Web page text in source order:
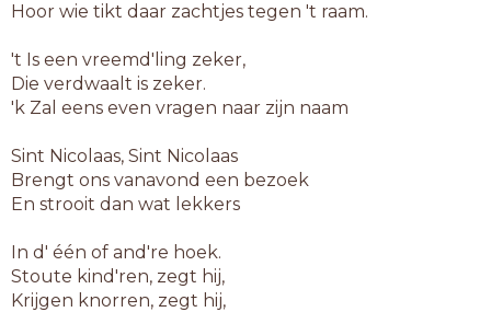
Hoor wie tikt daar zachtjes tegen 't raam.
't Is een vreemd'ling zeker,
Die verdwaalt is zeker.
'k Zal eens even vragen naar zijn naam
Sint Nicolaas, Sint Nicolaas
Brengt ons vanavond een bezoek
En strooit dan wat lekkers
In d' één of and're hoek.
Stoute kind'ren, zegt hij,
Krijgen knorren, zegt hij,